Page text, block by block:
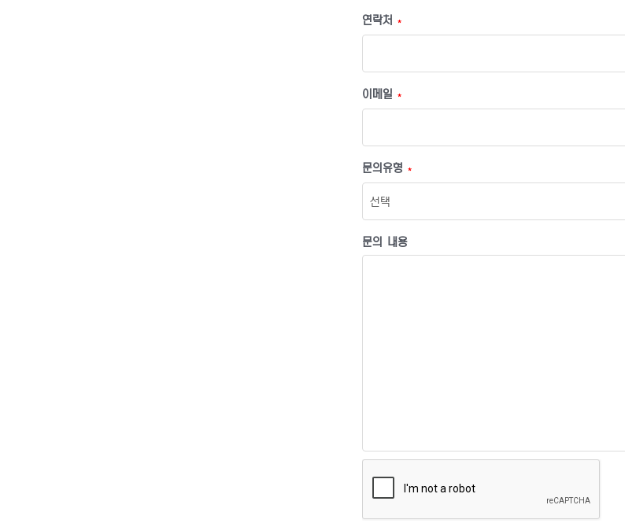
연락처 *
이메일 *
문의유형 *
문의 내용